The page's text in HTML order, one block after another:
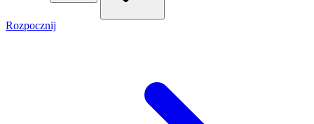
Rozpocznij